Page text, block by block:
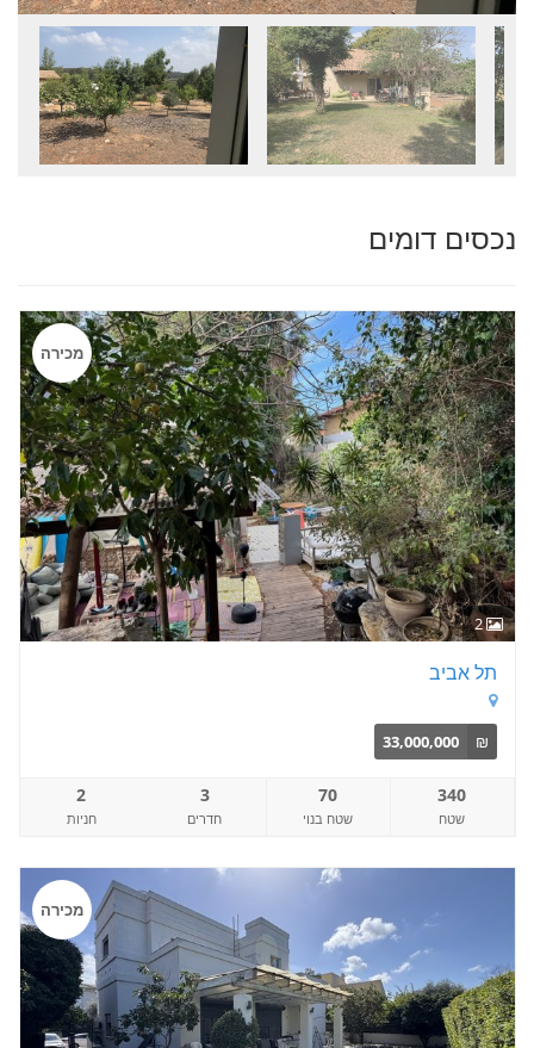
נכסים דומים
2
מכירה
תל אביב
₪
33,000,000
340
שטח
70
שטח בנוי
3
חדרים
2
חניות
מכירה